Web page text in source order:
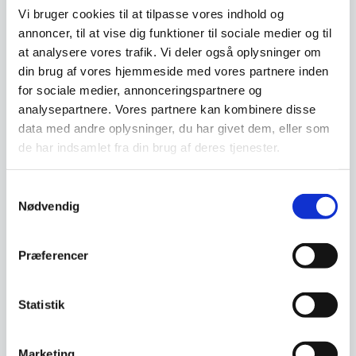
Vi bruger cookies til at tilpasse vores indhold og
annoncer, til at vise dig funktioner til sociale medier og til
at analysere vores trafik. Vi deler også oplysninger om
din brug af vores hjemmeside med vores partnere inden
for sociale medier, annonceringspartnere og
analysepartnere. Vores partnere kan kombinere disse
data med andre oplysninger, du har givet dem, eller som
de har indsamlet fra din brug af deres tjenester.
Nødvendig
Præferencer
Statistik
Magnetisk cirkeltavle 25
cm – valnød finer
NAGA nord Magnetisk
cirkeltavle dia 25 cm. Valnødde
finer.Sæt ting på tavlen…
269,00 DKK
Magnetisk cirkeltavle 35
cm – metaltavle råjern
look
NAGA nord Magnetisk
cirkeltavle dia 35 cm. Metal.Sæt
ting på tavlen med…
399,00 DKK
oprindelige
pris
399,00 DKK.
228,00DKK
Den